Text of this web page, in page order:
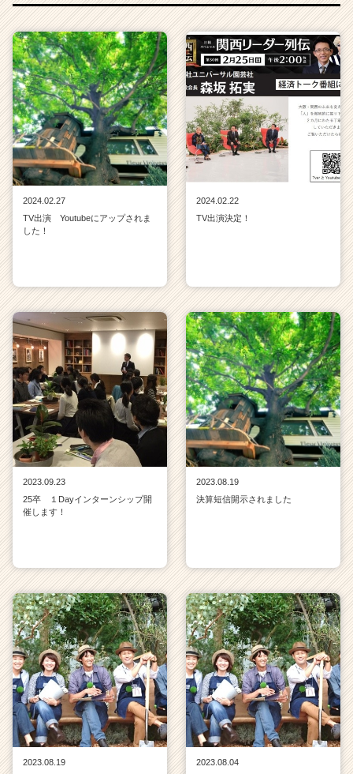
|
ベ
ン
チ
ャ
ー・
成
長
企
業
か
カ
届
く
就
活
サ
イ
ト
チ
ア
キ
ャ
（C
r
C
a
r
e
e
r）
2024.02.27
TV出演 Youtubeにアップされま
した！
2024.02.22
TV出演決定！
2023.09.23
25卒 １Dayインターンシップ開
催します！
2023.08.19
決算短信開示されました
2023.08.19
2023.08.04